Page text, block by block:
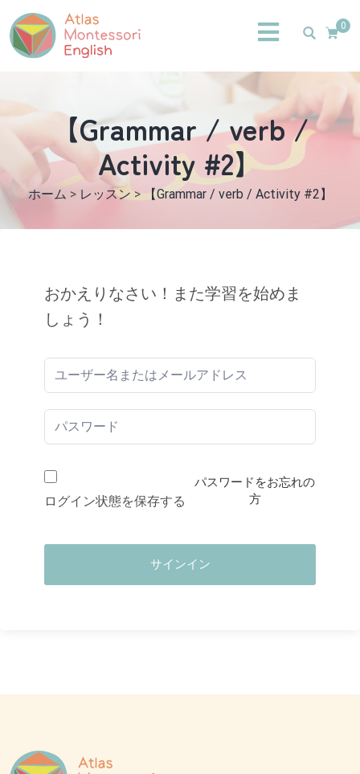
0
【Grammar / verb /
Activity #2】
ホーム > レッスン > 【Grammar / verb / Activity #2】
おかえりなさい！また学習を始めま
しょう！
ログイン状態を保存する
パスワードをお忘れの
方
サインイン